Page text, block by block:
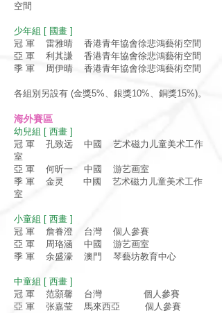
空間
少年組 [ 國畫 ]
冠 軍 雷雅晴 香港青年協會徐悲鴻藝術空間
亞 軍 利其謙 香港青年協會徐悲鴻藝術空間
季 軍 周伊晴 香港青年協會徐悲鴻藝術空間
各組別另設有 (金獎5%、銀獎10%、銅獎15%)。
海外賽區
幼兒組 [ 西畫 ]
冠 軍 孔致远 中國 艺术磁力儿童美术工作
室
亞 軍 何昕一 中國 游艺画室
季 軍 金灵 中國 艺术磁力儿童美术工作
室
小童組 [ 西畫 ]
冠 軍 詹眷澄 台灣 個人參賽
亞 軍 周珞涵 中國 游艺画室
季 軍 余盛濠 澳門 琴藝坊教育中心
中童組 [ 西畫 ]
冠 軍 范顥馨 台灣 個人參賽
亞 軍 张嘉莹 馬來西亞 個人參賽